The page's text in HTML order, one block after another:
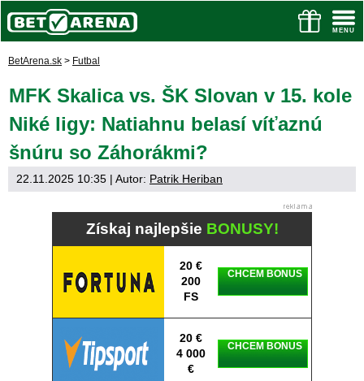
BetArena.sk > Futbal
MFK Skalica vs. ŠK Slovan v 15. kole
Niké ligy: Natiahnu belasí víťaznú
šnúru so Záhorákmi?
22.11.2025 10:35 | Autor: Patrik Heriban
Získaj najlepšie BONUSY!
20 €
200
FS
CHCEM BONUS
20 €
4 000
€
CHCEM BONUS